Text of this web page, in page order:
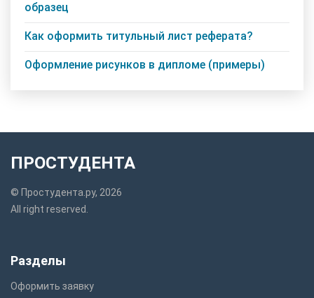
образец
Как оформить титульный лист реферата?
Оформление рисунков в дипломе (примеры)
ПРОСТУДЕНТА
© Простудента.ру, 2026
All right reserved.
Разделы
Оформить заявку